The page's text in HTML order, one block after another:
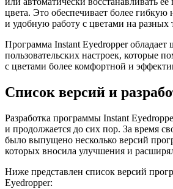
цвета. Это обеспечивает более
и удобную работу с цветами на разных
Программа Instant Eyedropper
пользовательских настроек, которые
с цветами более комфортной и
Список версий и
Разработка программы Instant
и продолжается до сих пор. За время
было выпущено несколько версий
которых вносила улучшения и
Ниже представлен список версий
Eyedropper: